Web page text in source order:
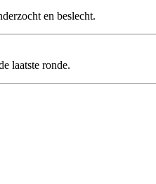
en beslecht.
laatste ronde.